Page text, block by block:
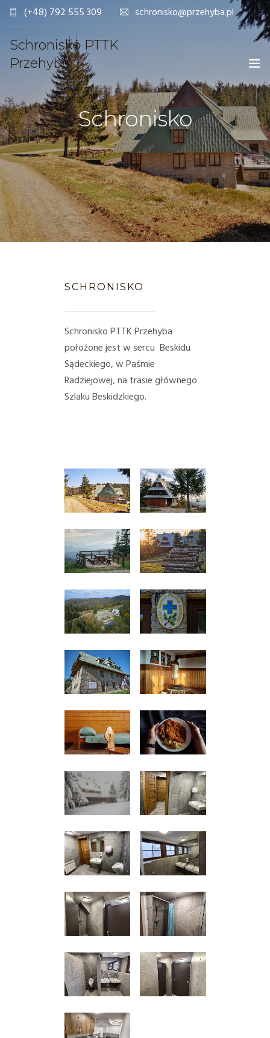
(+48) 792 555 309 schronisko@przehyba.pl
Schronisko PTTK
Przehyba
OFERTA
REZERWACJE ONLINE
SCHRONISKO
GALERIA
DLA TURYSTY
Schronisko
SCHRONISKO
Schronisko PTTK Przehyba
położone jest w sercu Beskidu
Sądeckiego, w Paśmie
Radziejowej, na trasie głównego
Szlaku Beskidzkiego.